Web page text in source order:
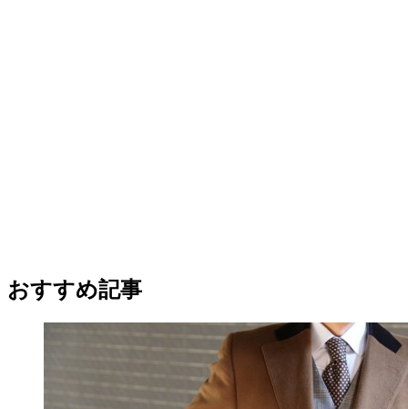
おすすめ記事